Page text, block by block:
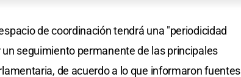
de coordinación tendrá una "periodicidad
seguimiento permanente de las principales
de acuerdo a lo que informaron fuentes